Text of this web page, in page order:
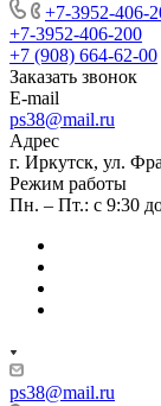
+7-3952-406-
+7-3952-406-200
+7 (908) 664-62-00
Заказать звонок
E-mail
ps38@mail.ru
Адрес
г. Иркутск, ул.
Режим работы
Пн. – Пт.: с 9:30
ps38@mail.ru